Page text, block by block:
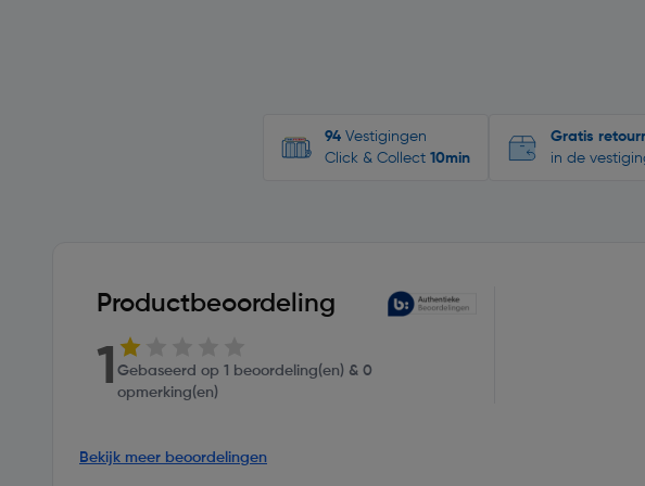
94 Vestigingen
Click & Collect 10min
Gratis
in de
Productbeoordeling
1 Gebaseerd op 1 beoordeling(en) & 0
opmerking(en)
Bekijk meer beoordelingen